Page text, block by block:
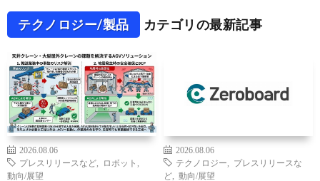
テクノロジー/製品 カテゴリの最新記事
2026.08.06
プレスリリースなど
ロボット
動向/展望
2026.08.06
テクノロジー
プレスリリースな
ど
動向/展望